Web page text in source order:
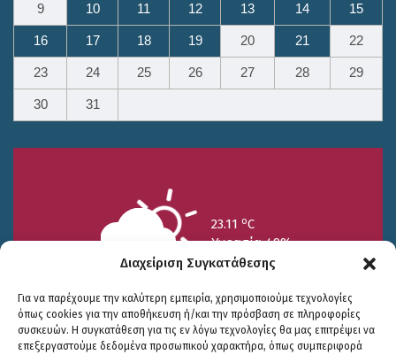
Διαχείριση Συγκατάθεσης
Για να παρέχουμε την καλύτερη εμπειρία, χρησιμοποιούμε τεχνολογίες
όπως cookies για την αποθήκευση ή/και την πρόσβαση σε πληροφορίες
συσκευών. Η συγκατάθεση για τις εν λόγω τεχνολογίες θα μας επιτρέψει να
επεξεργαστούμε δεδομένα προσωπικού χαρακτήρα, όπως συμπεριφορά
9 10 11 12 13 14 15
16 17 18 19 20 21 22
23 24 25 26 27 28 29
30 31
23.11 oC
Υγρασία 49%